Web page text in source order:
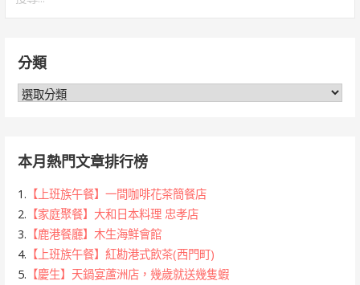
字:分類
分
本月熱門文章排行榜
1. 【上班族午餐】一間咖啡花茶簡餐店
2. 【家庭聚餐】大和日本料理 忠孝店
3. 【鹿港餐廳】木生海鮮會館
4. 【上班族午餐】紅勘港式飲茶(西門町)
5. 【慶生】天鍋宴蘆洲店，幾歲就送幾隻蝦